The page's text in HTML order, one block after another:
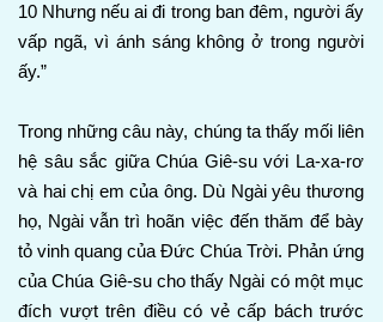
10 Nhưng nếu ai đi trong ban đêm, người ấy
vấp ngã, vì ánh sáng không ở trong người
ấy.”
Trong những câu này, chúng ta thấy mối liên
hệ sâu sắc giữa Chúa Giê-su với La-xa-rơ
và hai chị em của ông. Dù Ngài yêu thương
họ, Ngài vẫn trì hoãn việc đến thăm để bày
tỏ vinh quang của Đức Chúa Trời. Phản ứng
của Chúa Giê-su cho thấy Ngài có một mục
đích vượt trên điều có vẻ cấp bách trước